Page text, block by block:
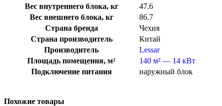
Вес внутреннего блока, кг
47.6
Вес внешнего блока, кг
86.7
Страна бренда
Чехия
Страна производитель
Китай
Производитель
Lessar
Площадь помещения, м²
140 м² — 14 кВт
Подключение питания
наружный блок
Похожие товары